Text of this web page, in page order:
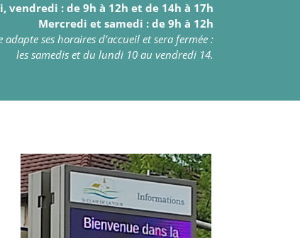
vendredi : de 9h à 12h et de 14h à 17h
Mercredi et samedi : de 9h à 12h
ses horaires d’accueil et sera fermée :
les samedis et du lundi 10 au vendredi 14.